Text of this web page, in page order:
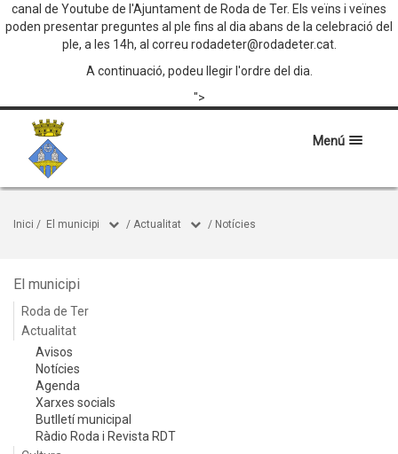
canal de Youtube de l'Ajuntament de Roda de Ter. Els veïns i veïnes
poden presentar preguntes al ple fins al dia abans de la celebració del
ple, a les 14h, al correu rodadeter@rodadeter.cat.
A continuació, podeu llegir l'ordre del dia.
">
Menú
Inici / El municipi / Actualitat / Notícies
El municipi
Roda de Ter
Actualitat
Avisos
Notícies
Agenda
Xarxes socials
Butlletí municipal
Ràdio Roda i Revista RDT